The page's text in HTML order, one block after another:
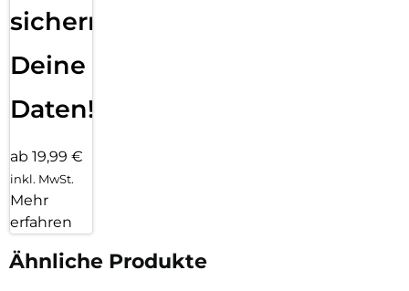
sichern
Deine
Daten!
ab 19,99 €
inkl. MwSt.
Mehr
erfahren
Ähnliche Produkte